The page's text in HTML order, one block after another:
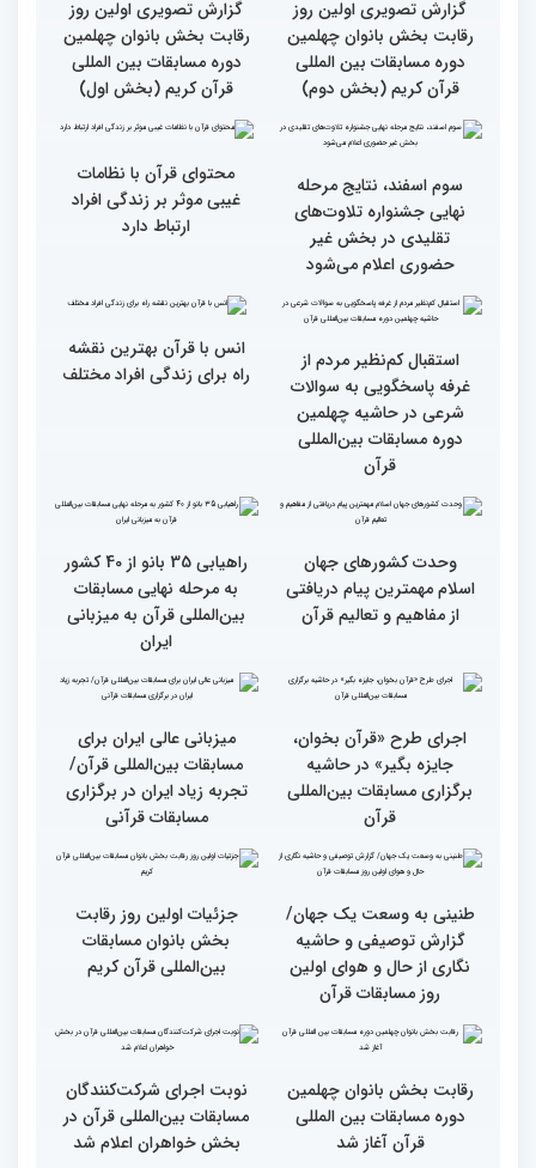
گزارش تصویری بازدید
متسابقین چهلمین دوره
مسابقات بین المللی قرآن
کریم از باغ موزه دفاع
مقدس(بخش اول)
جزئیات دومین روز رقابت
بخش برادران مسابقات
بین‌المللی قرآن کریم
گزارش تصویری اولین روز
رقابت بخش بانوان چهلمین
دوره مسابقات بین المللی
قرآن کریم (بخش دوم)
رقابت بخش بانوان چهلمین
قرآن کریم (بخش اول)
سوم اسفند، نتایج مرحله
نهایی جشنواره تلاوت‌های
تقلیدی در بخش غیر
حضوری اعلام می‌شود
ارتباط دارد
استقبال کم‌نظیر مردم از
شرعی در حاشیه چهلمین
دوره مسابقات بین‌المللی
قرآن
انس با قرآن بهترین نقشه
راه برای زندگی افراد مختلف
وحدت کشورهای جهان
اسلام مهمترین پیام دریافتی
از مفاهیم و تعالیم قرآن
به مرحله نهایی مسابقات
بین‌المللی قرآن به میزبانی
ایران
اجرای طرح «قرآن بخوان،
جایزه بگیر» در حاشیه
برگزاری مسابقات بین‌المللی
قرآن
مسابقات بین‌المللی قرآن/
تجربه زیاد ایران در برگزاری
مسابقات قرآنی